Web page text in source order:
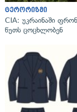
ტერორიზმი
CIA: უკრაინაში
წუთს ცოცხლობენ